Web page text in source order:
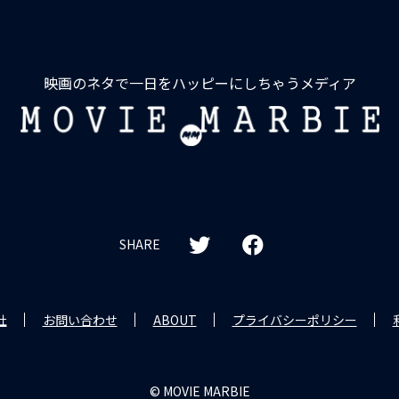
映画のネタで一日をハッピーにしちゃうメディア
MOVIE
MARBIE
SHARE
お問い合わせ ABOUT プライバシーポリシー
© MOVIE MARBIE